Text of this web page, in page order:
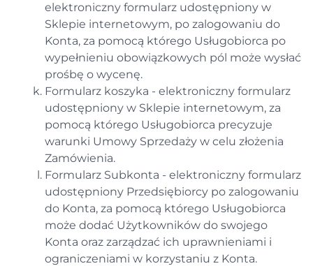
elektroniczny formularz udostępniony w
Sklepie internetowym, po zalogowaniu do
Konta, za pomocą którego Usługobiorca po
wypełnieniu obowiązkowych pól może wysłać
prośbę o wycenę.
Formularz koszyka - elektroniczny formularz
udostępniony w Sklepie internetowym, za
pomocą którego Usługobiorca precyzuje
warunki Umowy Sprzedaży w celu złożenia
Zamówienia.
Formularz Subkonta - elektroniczny formularz
udostępniony Przedsiębiorcy po zalogowaniu
do Konta, za pomocą którego Usługobiorca
może dodać Użytkowników do swojego
Konta oraz zarządzać ich uprawnieniami i
ograniczeniami w korzystaniu z Konta.